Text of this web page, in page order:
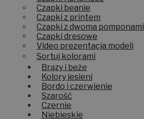
Czapki beanie
Czapki z printem
Czapki z dwoma pomponami
Czapki dresowe
Video prezentacja modeli
Sortuj kolorami
Brązy i beże
Kolory jesieni
Bordo i czerwienie
Szarość
Czernie
Niebieskie